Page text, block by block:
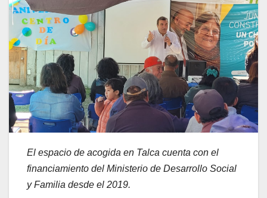
El espacio de acogida en Talca cuenta con el
financiamiento del Ministerio de Desarrollo Social
y Familia desde el 2019.